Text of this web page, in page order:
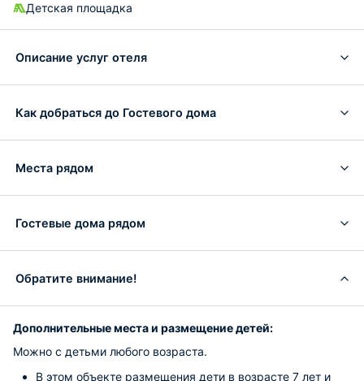
Детская площадка
Описание услуг отеля
Как добраться до Гостевого дома
Места рядом
Гостевые дома рядом
Обратите внимание!
Дополнительные места и размещение детей:
Можно с детьми любого возраста.
В этом объекте размещения дети в возрасте 7 лет и